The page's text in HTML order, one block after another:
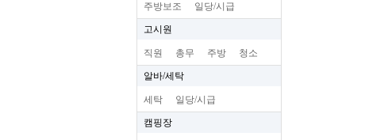
주방보조 일당/시급
고시원
직원 총무 주방 청소
알바/세탁
세탁 일당/시급
캠핑장